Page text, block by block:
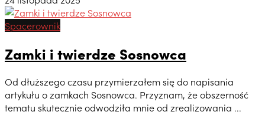
Spacerownik
Zamki i twierdze Sosnowca
Od dłuższego czasu przymierzałem się do napisania
artykułu o zamkach Sosnowca. Przyznam, że obszerność
tematu skutecznie odwodziła mnie od zrealizowania ...